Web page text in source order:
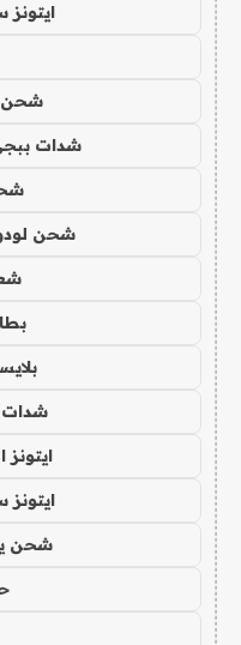
شحن
شدات
شحن
شدات
شحن